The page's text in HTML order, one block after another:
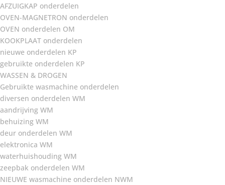
AFZUIGKAP onderdelen
OVEN-MAGNETRON onderdelen
OVEN onderdelen OM
KOOKPLAAT onderdelen
nieuwe onderdelen KP
gebruikte onderdelen KP
WASSEN & DROGEN
Gebruikte wasmachine onderdelen
diversen onderdelen WM
aandrijving WM
behuizing WM
deur onderdelen WM
elektronica WM
waterhuishouding WM
zeepbak onderdelen WM
NIEUWE wasmachine onderdelen NWM